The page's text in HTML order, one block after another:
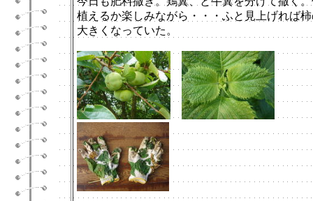
植えるか楽しみながら・・・ふと見上げれば
大きくなっていた。